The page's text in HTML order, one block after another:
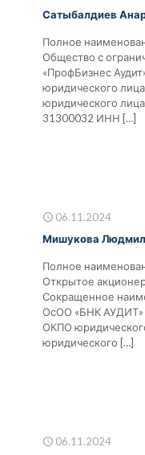
Сатыбалдиев
Полное
Общество с
«ПрофБизнес
юридического
юридического
31300032 ИНН […]
06.11.2024
Мишукова
Полное
Открытое
Сокращенное
ОсОО «БНК
ОКПО
юридического […]
06.11.2024